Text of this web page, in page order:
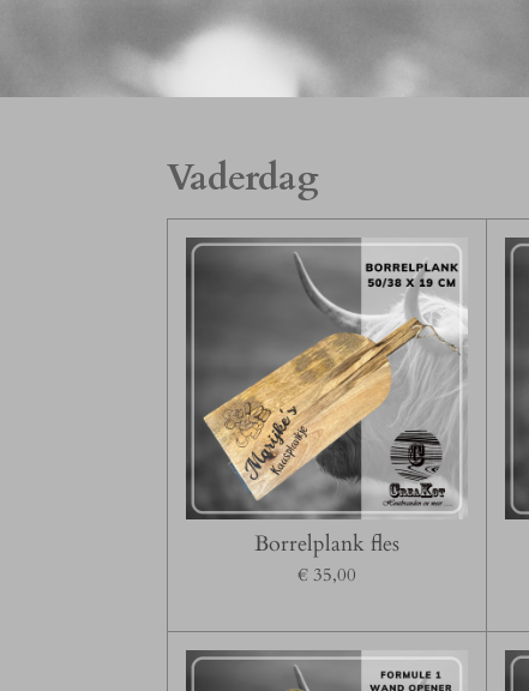
Vaderdag
Borrelplank fles
€ 35,00